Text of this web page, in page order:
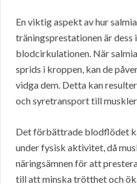
En viktig aspekt av hur
träningsprestationen är dess
blodcirkulationen. När
sprids i kroppen, kan de
vidga dem. Detta kan
och syretransport till
Det förbättrade blodflödet
under fysisk aktivitet, då
näringsämnen för att
till att minska trötthet och